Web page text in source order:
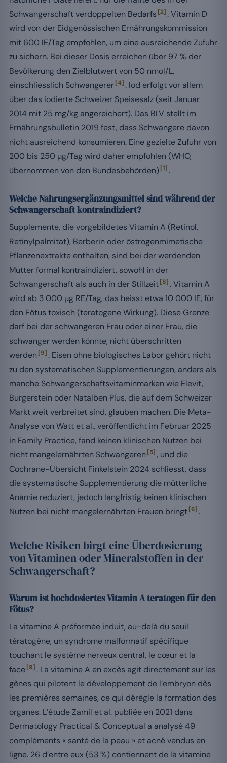
Schwangerschaft verdoppelten Bedarfs [2] . Vitamin D
wird von der Eidgenössischen Ernährungskommission
mit 600 IE/Tag empfohlen, um eine ausreichende Zufuhr
zu sichern. Bei dieser Dosis erreichen über 97 % der
Bevölkerung den Zielblutwert von 50 nmol/L,
einschliesslich Schwangerer[4] . Iod erfolgt vor allem
über das iodierte Schweizer Speisesalz (seit Januar
2014 mit 25 mg/kg angereichert). Das BLV stellt im
Ernährungsbulletin 2019 fest, dass Schwangere davon
nicht ausreichend konsumieren. Eine gezielte Zufuhr von
200 bis 250 µg/Tag wird daher empfohlen (WHO,
übernommen von den Bundesbehörden) [1] .
Welche Nahrungsergänzungsmittel sind während der
Schwangerschaft kontraindiziert?
Supplemente, die vorgebildetes Vitamin A (Retinol,
Retinylpalmitat), Berberin oder östrogenmimetische
Pflanzenextrakte enthalten, sind bei der werdenden
Mutter formal kontraindiziert, sowohl in der
Schwangerschaft als auch in der Stillzeit[8] . Vitamin A
wird ab 3 000 µg RE/Tag, das heisst etwa 10 000 IE, für
den Fötus toxisch (teratogene Wirkung). Diese Grenze
darf bei der schwangeren Frau oder einer Frau, die
schwanger werden könnte, nicht überschritten
werden [9] . Eisen ohne biologisches Labor gehört nicht
zu den systematischen Supplementierungen, anders als
manche Schwangerschaftsvitaminmarken wie Elevit,
Burgerstein oder Natalben Plus, die auf dem Schweizer
Markt weit verbreitet sind, glauben machen. Die Meta-
Analyse von Watt et al., veröffentlicht im Februar 2025
in Family Practice, fand keinen klinischen Nutzen bei
nicht mangelernährten Schwangeren [5] , und die
Cochrane-Übersicht Finkelstein 2024 schliesst, dass
die systematische Supplementierung die mütterliche
Anämie reduziert, jedoch langfristig keinen klinischen
Nutzen bei nicht mangelernährten Frauen bringt[6] .
Welche Risiken birgt eine Überdosierung
von Vitaminen oder Mineralstoffen in der
Schwangerschaft?
Warum ist hochdosiertes Vitamin A teratogen für den
Fötus?
La vitamine A préformée induit, au-delà du seuil
tératogène, un syndrome malformatif spécifique
touchant le système nerveux central, le cœur et la
face[9] . La vitamine A en excès agit directement sur les
gènes qui pilotent le développement de l’embryon dès
les premières semaines, ce qui dérègle la formation des
organes. L’étude Zamil et al. publiée en 2021 dans
Dermatology Practical & Conceptual a analysé 49
compléments « santé de la peau » et acné vendus en
ligne. 26 d’entre eux (53 %) contiennent de la vitamine